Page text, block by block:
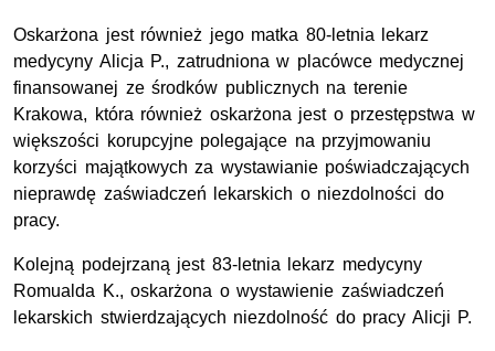
Oskarżona jest również jego matka 80-letnia lekarz
medycyny Alicja P., zatrudniona w placówce medycznej
finansowanej ze środków publicznych na terenie
Krakowa, która również oskarżona jest o przestępstwa w
większości korupcyjne polegające na przyjmowaniu
korzyści majątkowych za wystawianie poświadczających
nieprawdę zaświadczeń lekarskich o niezdolności do
pracy.
Kolejną podejrzaną jest 83-letnia lekarz medycyny
Romualda K., oskarżona o wystawienie zaświadczeń
lekarskich stwierdzających niezdolność do pracy Alicji P.